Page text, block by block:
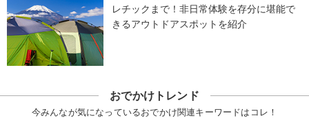
レチックまで！非日常体験を存分に堪能で
きるアウトドアスポットを紹介
おでかけトレンド
今みんなが気になっているおでかけ関連キーワードはコレ！